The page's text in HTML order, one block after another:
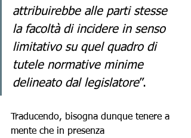
attribuirebbe alle parti stesse
la facoltà di incidere in senso
limitativo su quel quadro di
tutele normative minime
delineato dal legislatore”.
Traducendo, bisogna dunque tenere a
mente che in presenza